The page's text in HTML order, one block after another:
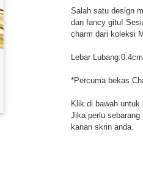
Salah satu design
dan fancy gitu!
charm dari koleksi
Lebar Lubang:0.4cm
*Percuma bekas
Klik di bawah untuk
Jika perlu
kanan skrin anda.